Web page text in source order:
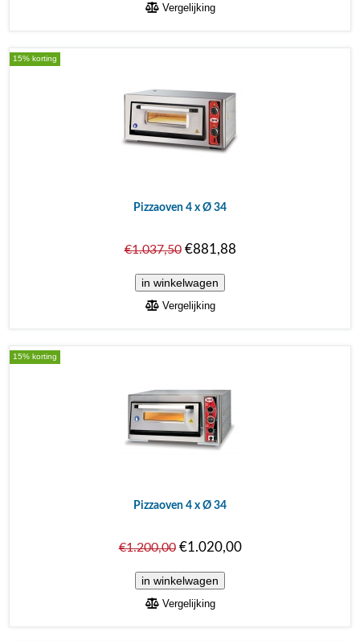
Vergelijking
15% korting
Pizzaoven 4 x Ø 34
€1.037,50€881,88
Vergelijking
15% korting
Pizzaoven 4 x Ø 34
€1.200,00€1.020,00
Vergelijking